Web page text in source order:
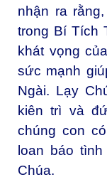
nhận ra
trong Bí Tích
khát vọng
sức mạnh
Ngài. Lạy
kiên trì và
chúng con
loan báo
Chúa.